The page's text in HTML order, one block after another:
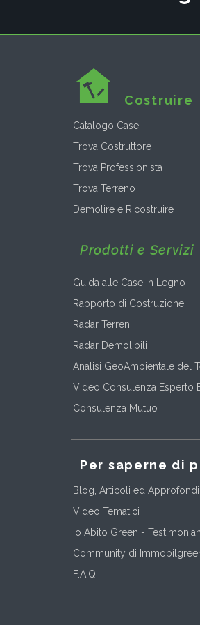
Costruire
Catalogo Case
Trova Costruttore
Trova Professionista
Trova Terreno
Demolire e Ricostruire
Prodotti e Servizi
Guida alle Case in Legno
Rapporto di Costruzione
Radar Terreni
Radar Demolibili
Analisi GeoAmbientale del
Video Consulenza Esperto
Consulenza Mutuo
Per saperne di
Blog, Articoli ed
Video Tematici
Io Abito Green -
Community di
F.A.Q.